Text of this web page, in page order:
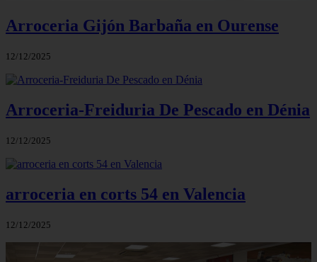
Arroceria Gijón Barbaña en Ourense
12/12/2025
Arroceria-Freiduria De Pescado en Dénia
12/12/2025
arroceria en corts 54 en Valencia
12/12/2025